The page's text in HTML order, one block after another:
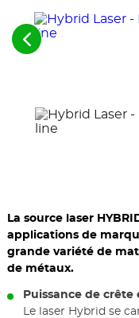
Voir
les
La source laser
applications de
grande variété de
de métaux.
Puissance de
Le laser Hybrid se